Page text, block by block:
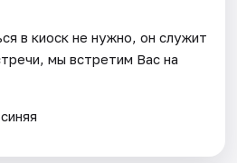
в киоск не нужно, он служит
мы встретим Вас на